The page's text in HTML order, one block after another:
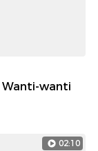
Wanti-wanti
02:10